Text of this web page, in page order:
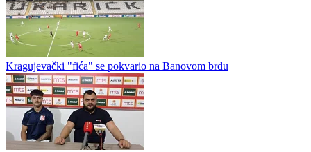
Kragujevački "fića" se pokvario na Banovom brdu